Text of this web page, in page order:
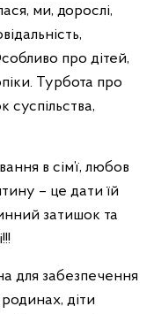
ми, дорослі,
про дітей,
Турбота про
суспільства,
в сім’ї, любов
– це дати їй
затишок та
для забезпечення
діти